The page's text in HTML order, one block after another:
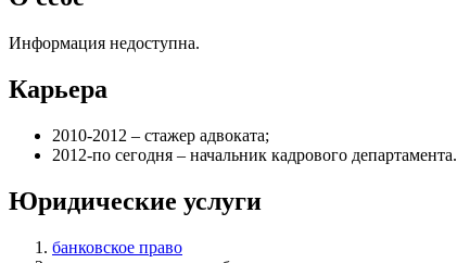
Информация недоступна.
Карьера
2010-2012 – стажер адвоката;
2012-по сегодня – начальник кадрового департамента.
Юридические услуги
банковское право